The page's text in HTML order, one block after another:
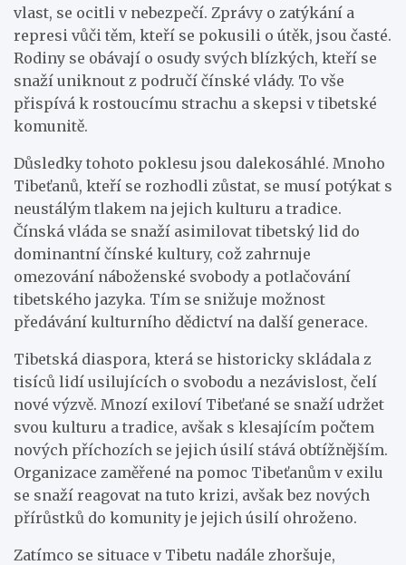
vlast, se ocitli v nebezpečí. Zprávy o zatýkání a
represi vůči těm, kteří se pokusili o útěk, jsou časté.
Rodiny se obávají o osudy svých blízkých, kteří se
snaží uniknout z područí čínské vlády. To vše
přispívá k rostoucímu strachu a skepsi v tibetské
komunitě.
Důsledky tohoto poklesu jsou dalekosáhlé. Mnoho
Tibeťanů, kteří se rozhodli zůstat, se musí potýkat s
neustálým tlakem na jejich kulturu a tradice.
Čínská vláda se snaží asimilovat tibetský lid do
dominantní čínské kultury, což zahrnuje
omezování náboženské svobody a potlačování
tibetského jazyka. Tím se snižuje možnost
předávání kulturního dědictví na další generace.
Tibetská diaspora, která se historicky skládala z
tisíců lidí usilujících o svobodu a nezávislost, čelí
nové výzvě. Mnozí exiloví Tibeťané se snaží udržet
svou kulturu a tradice, avšak s klesajícím počtem
nových příchozích se jejich úsilí stává obtížnějším.
Organizace zaměřené na pomoc Tibeťanům v exilu
se snaží reagovat na tuto krizi, avšak bez nových
přírůstků do komunity je jejich úsilí ohroženo.
Zatímco se situace v Tibetu nadále zhoršuje,